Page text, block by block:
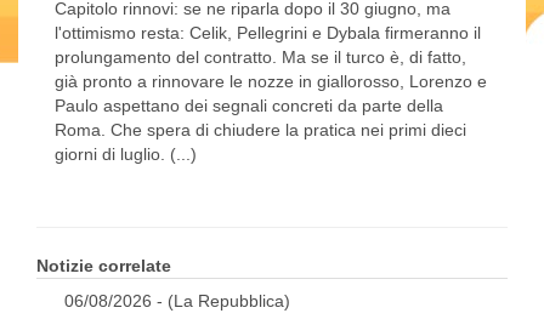
Capitolo rinnovi: se ne riparla dopo il 30 giugno, ma
l'ottimismo resta: Celik, Pellegrini e Dybala firmeranno il
prolungamento del contratto. Ma se il turco è, di fatto,
già pronto a rinnovare le nozze in giallorosso, Lorenzo e
Paulo aspettano dei segnali concreti da parte della
Roma. Che spera di chiudere la pratica nei primi dieci
giorni di luglio. (...)
Notizie correlate
06/08/2026 - (La Repubblica)